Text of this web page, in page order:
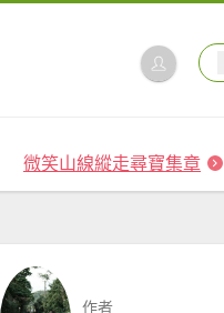
微笑山線縱走尋寶集章
作者